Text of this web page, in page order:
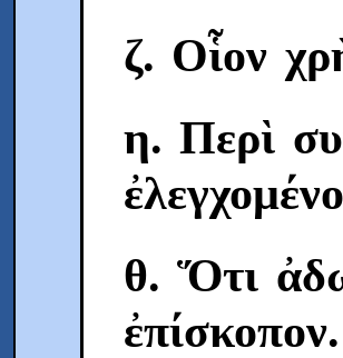
ζ. Oἷον
η. Περὶ
θ. Ὅτι
ἐπίσκοπον.